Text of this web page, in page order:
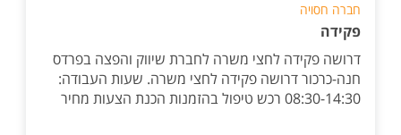
חברה חסויה
פקידה
דרושה פקידה לחצי משרה לחברת שיווק והפצה בפרדס
חנה-כרכור דרושה פקידה לחצי משרה. שעות העבודה:
08:30-14:30 רכש טיפול בהזמנות הכנת הצעות מחיר